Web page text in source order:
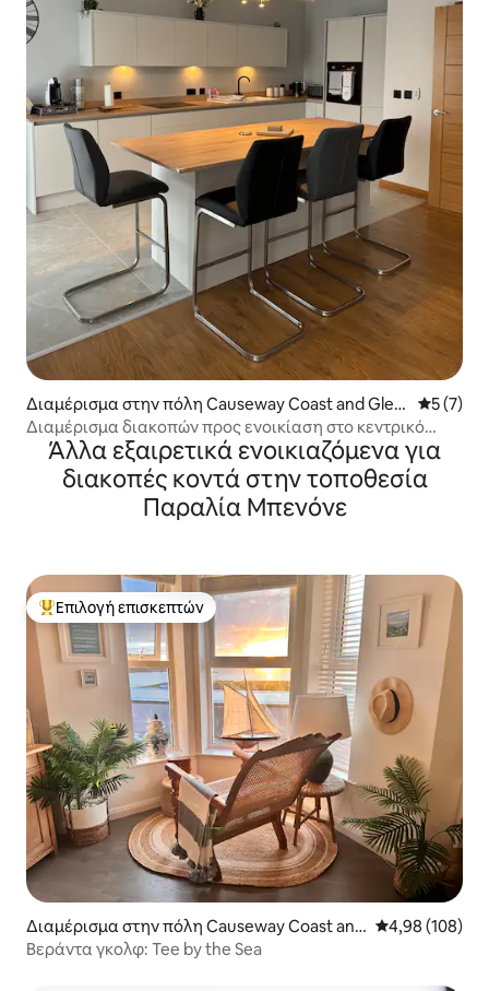
Διαμέρισμα στην πόλη Causeway Coast and Glen
s
Μέση
5 (7)
Διαμέρισμα διακοπών προς ενοικίαση στο κεντρικό
Portrush
Άλλα εξαιρετικά ενοικιαζόμενα για
διακοπές κοντά στην τοποθεσία
Παραλία Μπενόνε
Κορυφαία επιλογή επισκεπτών
Επιλογή επισκεπτών
Διαμέρισμα στην πόλη Causeway Coast and
Glens
Μέση
4,98 (108)
Βεράντα γκολφ: Tee by the Sea